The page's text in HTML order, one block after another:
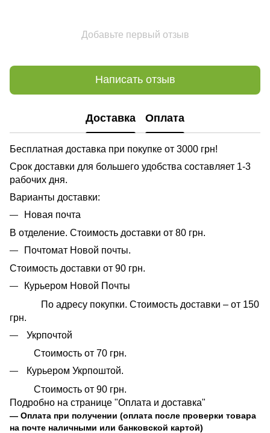
Добавьте первый отзыв
Написать отзыв
Доставка Оплата
Бесплатная доставка при покупке от 3000 грн!
Срок доставки для большего удобства составляет 1-3
рабочих дня.
Варианты доставки:
Новая почта
В отделение. Стоимость доставки от 80 грн.
Почтомат Новой почты.
Стоимость доставки от 90 грн.
Курьером Новой Почты
По адресу покупки. Стоимость доставки – от 150
грн.
Укрпочтой
Стоимость от 70 грн.
Курьером Укрпоштой.
Стоимость от 90 грн.
Подробно на странице "Оплата и доставка"
— Оплата при получении (оплата после проверки товара
на почте наличными или банковской картой)